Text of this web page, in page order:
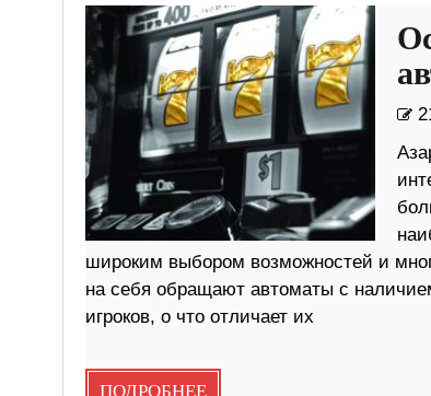
широким выбором возможностей и
на себя обращают автоматы с
игроков, о что отличает их
ПОДРОБНЕЕ